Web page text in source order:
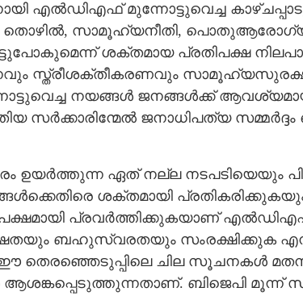
എൽഡിഎഫ് മുന്നോട്ടുവെച്ച
സാമൂഹ്യനീതി,
ശക്തമായ പ്രതിപക്ഷ
സ്ത്രീശക്തീകരണവും
നയങ്ങൾ ജനങ്ങൾക്ക്
സർക്കാരിന്മേൽ ജനാധിപത്യ
ഉയർത്തുന്ന ഏത് നല്ല നടപടിയെയും
ശക്തമായി
പ്രവർത്തിക്കുകയാണ്
ബഹുസ്വരതയും സംരക്ഷിക്കുക
തെരഞ്ഞെടുപ്പിലെ ചില സൂചനകൾ
ബിജെപി മൂന്ന്